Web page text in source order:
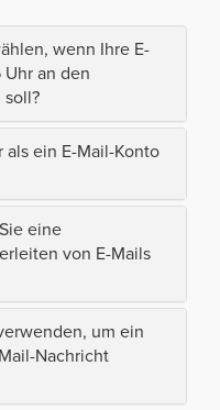
wenn Ihre E-
Uhr an den
soll?
ein E-Mail-Konto
eine
von E-Mails
um ein
Nachricht